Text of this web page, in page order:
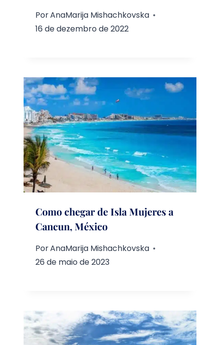
PorAnaMarija Mishachkovska
16 de dezembro de 2022
Como chegar de Isla Mujeres a
Cancun, México
PorAnaMarija Mishachkovska
26 de maio de 2023